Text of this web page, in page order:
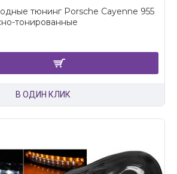
тюнинг Porsche Cayenne 955
тонированные
В ОДИН КЛИК